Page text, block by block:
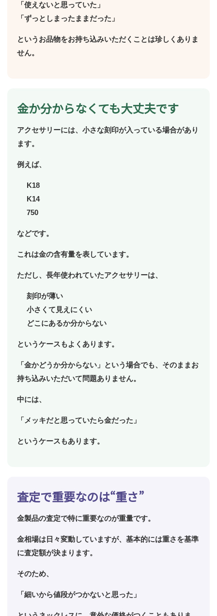
「使えないと思っていた」
「ずっとしまったままだった」
というお品物をお持ち込みいただくことは珍しくありま
せん。
金か分からなくても大丈夫です
アクセサリーには、小さな刻印が入っている場合があり
ます。
例えば、
K18
K14
750
などです。
これは金の含有量を表しています。
ただし、長年使われていたアクセサリーは、
刻印が薄い
小さくて見えにくい
どこにあるか分からない
というケースもよくあります。
「金かどうか分からない」という場合でも、そのままお
持ち込みいただいて問題ありません。
中には、
「メッキだと思っていたら金だった」
というケースもあります。
査定で重要なのは“重さ”
金製品の査定で特に重要なのが重量です。
金相場は日々変動していますが、基本的には重さを基準
に査定額が決まります。
そのため、
「細いから値段がつかないと思った」